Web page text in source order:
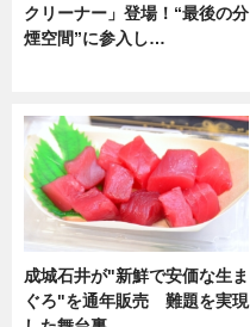
クリーナー」登場！“最後の分
煙空間”に参入し…
成城石井が"新鮮で安価な生ま
ぐろ"を通年販売 難題を実現